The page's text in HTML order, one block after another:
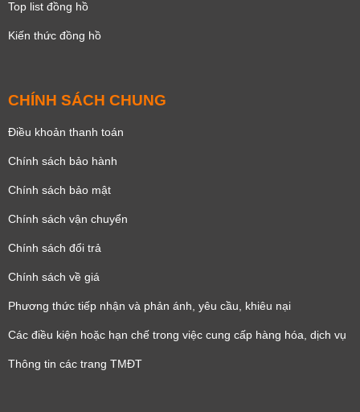
Top list đồng hồ
Kiến thức đồng hồ
CHÍNH SÁCH CHUNG
Điều khoản thanh toán
Chính sách bảo hành
Chính sách bảo mật
Chính sách vận chuyển
Chính sách đổi trả
Chính sách về giá
Phương thức tiếp nhận và phản ánh, yêu cầu, khiêu nại
Các điều kiện hoặc hạn chế trong việc cung cấp hàng hóa, dịch vụ
Thông tin các trang TMĐT